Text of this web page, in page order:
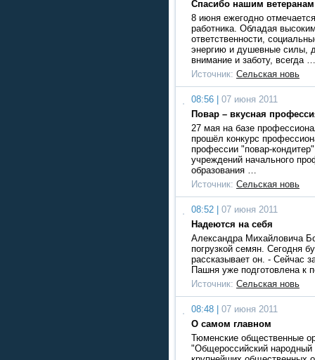
Спасибо нашим ветеранам
8 июня ежегодно
работника. Обладая
ответственности,
энергию и душевные силы,
внимание и заботу, всегда …
Источник: Сельская новь
08:56 |
07 июня 2011
Повар – вкусная
27 мая на базе
прошёл конкурс
профессии "повар-
учреждений начального
образования …
Источник: Сельская новь
08:52 |
07 июня 2011
Надеются на себя
Александра Михайловича
погрузкой семян. Сегодня
рассказывает он. - Сейчас
Пашня уже подготовлена к
Источник: Сельская новь
08:48 |
07 июня 2011
О самом главном
Тюменские общественные
"Общероссийский